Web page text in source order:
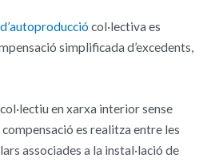
col·lectiva es
simplificada d’excedents,
en xarxa interior sense
es realitza entre les
associades a la instal·lació de